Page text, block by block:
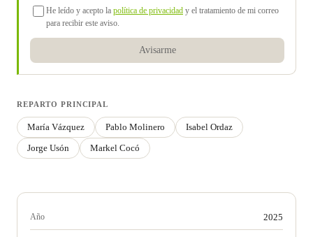
He leído y acepto la política de privacidad y el tratamiento de mi correo
para recibir este aviso.
Avisarme
REPARTO PRINCIPAL
María Vázquez Pablo Molinero
Isabel Ordaz
Jorge Usón
Markel Cocó
Año 2025